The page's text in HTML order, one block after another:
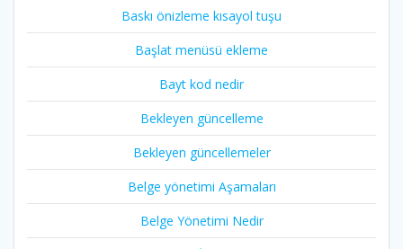
Baskı önizleme kısayol tuşu
Başlat menüsü ekleme
Bayt kod nedir
Bekleyen güncelleme
Bekleyen güncellemeler
Belge yönetimi Aşamaları
Belge Yönetimi Nedir